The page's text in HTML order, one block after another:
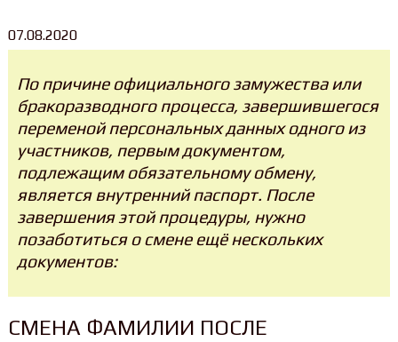
07.08.2020
По причине официального замужества или
бракоразводного процесса, завершившегося
переменой персональных данных одного из
участников, первым документом,
подлежащим обязательному обмену,
является внутренний паспорт. После
завершения этой процедуры, нужно
позаботиться о смене ещё нескольких
документов:
СМЕНА ФАМИЛИИ ПОСЛЕ